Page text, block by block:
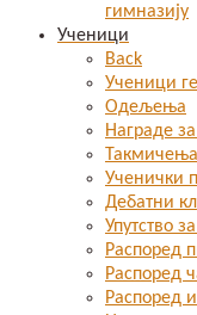
гимназију
Ученици
Back
Ученици
Одељења
Награде
Такмичења
Ученички
Дебатни
Упутство
Распоред
Распоред
Распоред